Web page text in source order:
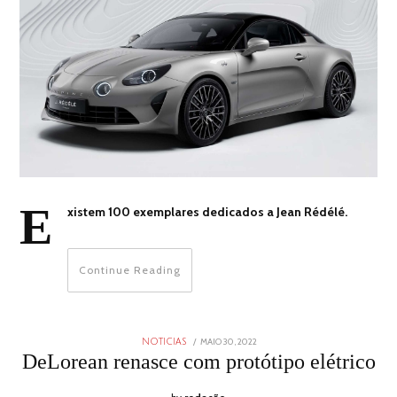
E xistem 100 exemplares dedicados a Jean Rédélé.
Continue Reading
NOTICIAS
POSTED
MAIO 30, 2022
30,
2022
DeLorean renasce com protótipo elétrico